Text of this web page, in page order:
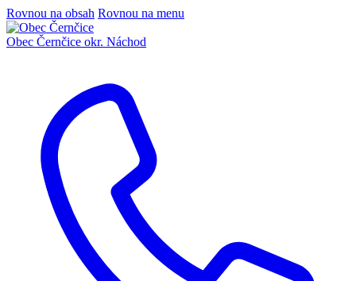
Rovnou na obsah Rovnou na menu
Obec Černčice okr. Náchod